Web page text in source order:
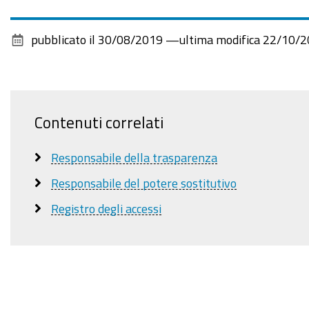
pubblicato il 30/08/2019 —ultima modifica 22/10/
Contenuti correlati
Responsabile della trasparenza
Responsabile del potere sostitutivo
Registro degli accessi